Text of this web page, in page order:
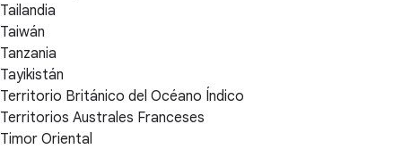
Tailandia
Taiwán
Tanzania
Tayikistán
Territorio Británico del Océano Índico
Territorios Australes Franceses
Timor Oriental